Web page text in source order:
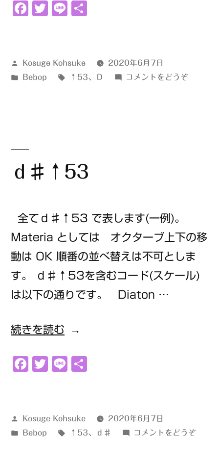
の
Facebook
Twitter
Line
投
稿
Kosuge Kohsuke
2020年6月7日
カ
Bebop
タ
↑53、 Ｄ コメントをどうぞ(ｄ
ｄ♯↑53
全てｄ♯↑53 で表します(一例)。
Materia としては オクターブ上下の移
動は OK 順番の並べ替えは不可としま
す。 ｄ♯↑53を含むコード(スケール)
は以下の通りです。 Diaton …
“ｄ
の
続きを読む
Facebook
Twitter
Line
投
稿
Kosuge Kohsuke
2020年6月7日
カ
Bebop
タ
↑53、 ｄ♯ コメントをどうぞ(ｄ